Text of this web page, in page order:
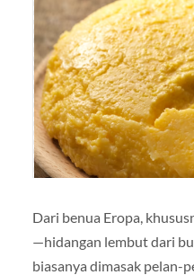
Dari benua Eropa,
—hidangan lembut dari
biasanya dimasak pelan-